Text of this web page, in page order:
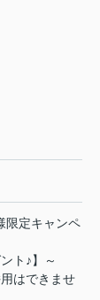
限定キャンペ
ト♪】～
はできませ